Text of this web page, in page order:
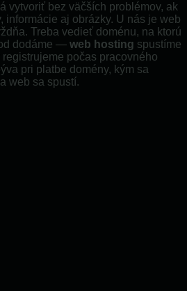
vytvoriť bez väčších problémov, ak
informácie aj obrázky. U nás je web
Treba vedieť doménu, na ktorú
dodáme — web hosting spustíme
počas pracovného
pri platbe domény, kým sa
web sa spustí.